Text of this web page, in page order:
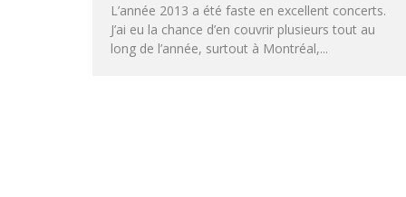
L’année 2013 a été faste en excellent concerts.
J’ai eu la chance d’en couvrir plusieurs tout au
long de l’année, surtout à Montréal,...